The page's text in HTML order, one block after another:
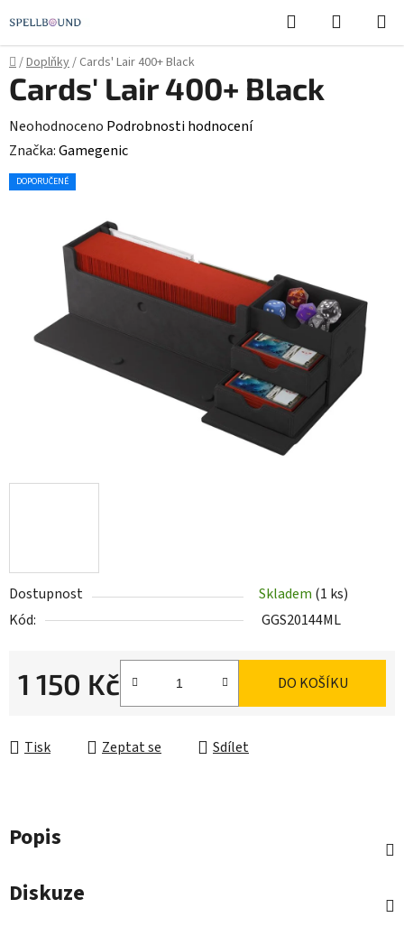
na
obsah
Hledat
KOŠÍK
Domů
/Doplňky/ Cards' Lair 400+ Black
Dostupnost Skladem (1 ks)
Kód:
GGS20144ML
1 150 Kč DO KOŠÍKU
Tisk Zeptat se Sdílet
Cards' Lair 400+ Black
Průměrné
hodnocení
produktu
hvězdiček.
Neohodnoceno Podrobnosti hodnocení
Značka:Gamegenic
DOPORUČENÉ
Popis
Diskuze